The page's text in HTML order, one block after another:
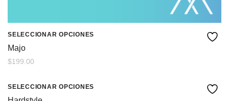
SELECCIONAR OPCIONES
Majo
$199.00
SELECCIONAR OPCIONES